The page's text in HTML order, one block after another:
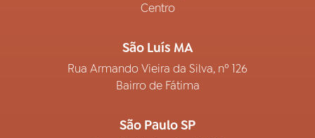
Centro
São Luís MA
Rua Armando Vieira da Silva, nº 126
Bairro de Fátima
São Paulo SP